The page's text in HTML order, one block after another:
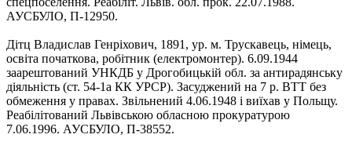
АУСБУЛО, П-12950.
Дітц Владислав Генріхович, 1891, ур. м. Трускавець, німець,
освіта початкова, робітник (електромонтер). 6.09.1944
заарештований УНКДБ у Дрогобицькій обл. за антирадянську
діяльність (ст. 54-1а КК УРСР). Засуджений на 7 р. ВТТ без
обмеження у правах. Звільнений 4.06.1948 і виїхав у Польщу.
Реабілітований Львівською обласною прокуратурою
7.06.1996. АУСБУЛО, П-38552.